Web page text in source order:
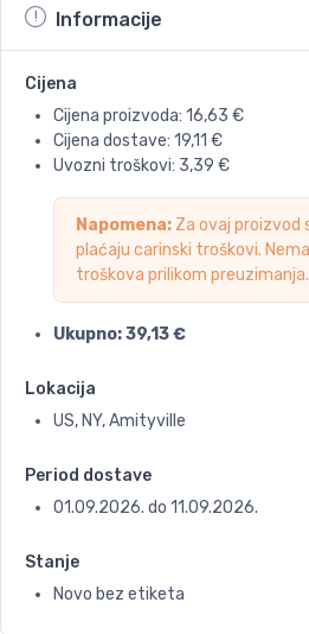
Informacije
Cijena
Cijena proizvoda: 16,63 €
Cijena dostave: 19,11 €
Uvozni troškovi: 3,39 €
Napomena:Za ovaj proizvod
plaćaju carinski troškovi.
troškova prilikom preuzimanja.
Ukupno:39,13€
Lokacija
US, NY, Amityville
Period dostave
01.09.2026. do 11.09.2026.
Stanje
Novo bez etiketa